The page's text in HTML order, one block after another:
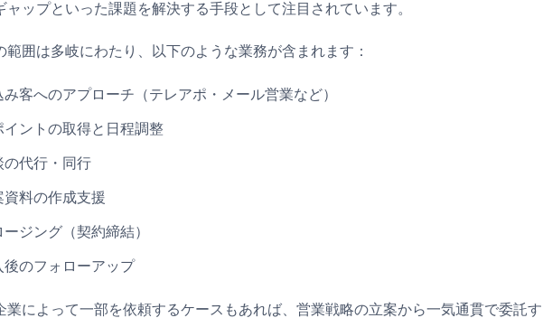
ャップといった課題を解決する手段として注目されています。
範囲は多岐にわたり、以下のような業務が含まれます：
み客へのアプローチ（テレアポ・メール営業など）
イントの取得と日程調整
の代行・同行
資料の作成支援
ージング（契約締結）
後のフォローアップ
業によって一部を依頼するケースもあれば、営業戦略の立案から一気通貫で委託